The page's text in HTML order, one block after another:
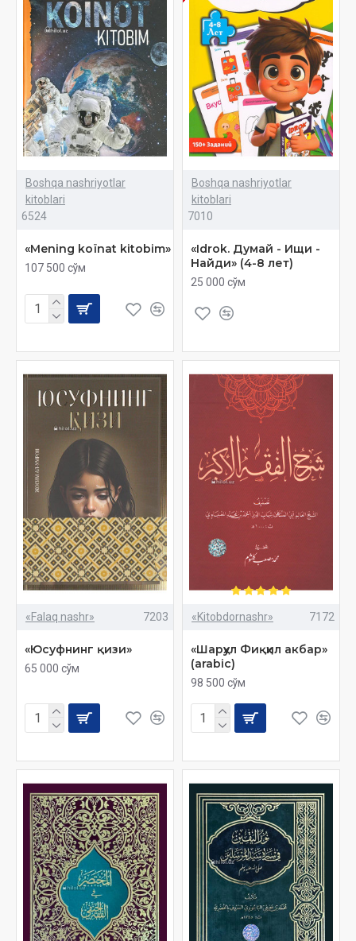
Boshqa nashriyotlar
kitoblari
6524
«Mening koïnat kitobim»
107 500 сўм
Boshqa nashriyotlar
kitoblari
7010
«Idrok. Думай - Ищи -
Найди» (4-8 лет)
25 000 сўм
«Falaq nashr» 7203
«Юсуфнинг қизи»
65 000 сўм
«Kitobdornashr» 7172
«Шарҳул Фиқҳил акбар»
(arabic)
98 500 сўм